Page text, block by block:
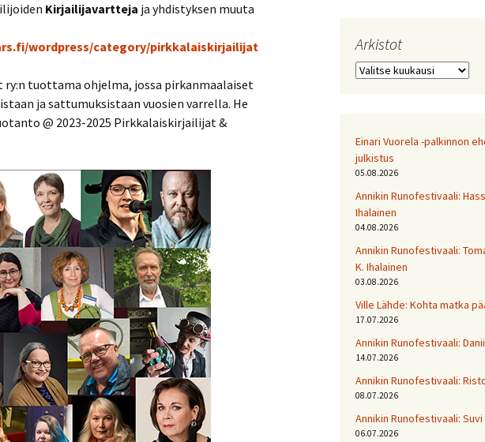
Kirjailijavartteja ja yhdistyksen muuta
wordpress/category/pirkkalaiskirjailijat
tuottama ohjelma, jossa pirkanmaalaiset
ja sattumuksistaan vuosien varrella. He
@ 2023-2025 Pirkkalaiskirjailijat &
Arkistot
Arkistot
Einari Vuorela -palkinnon
julkistus
05.08.2026
Annikin Runofestivaali:
Ihalainen
04.08.2026
Annikin Runofestivaali:
K. Ihalainen
03.08.2026
Ville Lähde: Kohta matka
17.07.2026
Annikin Runofestivaali:
14.07.2026
Annikin Runofestivaali:
08.07.2026
Annikin Runofestivaali:
06.07.2026